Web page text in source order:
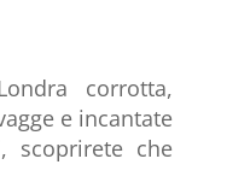
corrotta,
e incantate
scoprirete che